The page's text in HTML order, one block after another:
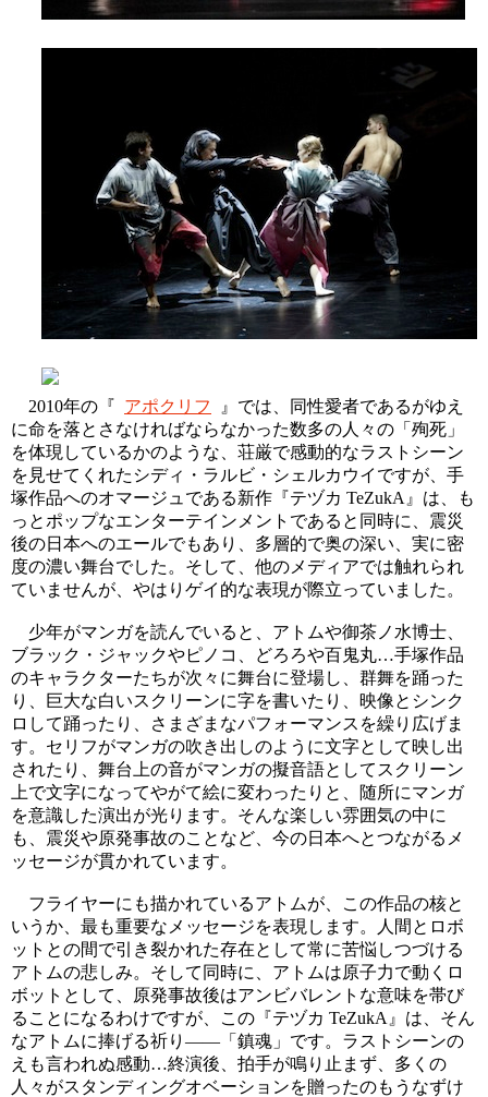
2010年の『 アポクリフ
』では、同性愛者であるがゆえ
に命を落とさなければならなかった数多の人々の「殉死」
を体現しているかのような、荘厳で感動的なラストシーン
を見せてくれたシディ・ラルビ・シェルカウイですが、手
塚作品へのオマージュである新作『テヅカ TeZukA』は、も
っとポップなエンターテインメントであると同時に、震災
後の日本へのエールでもあり、多層的で奥の深い、実に密
度の濃い舞台でした。そして、他のメディアでは触れられ
ていませんが、やはりゲイ的な表現が際立っていました。
少年がマンガを読んでいると、アトムや御茶ノ水博士、
ブラック・ジャックやピノコ、どろろや百鬼丸…手塚作品
のキャラクターたちが次々に舞台に登場し、群舞を踊った
り、巨大な白いスクリーンに字を書いたり、映像とシンク
ロして踊ったり、さまざまなパフォーマンスを繰り広げま
す。セリフがマンガの吹き出しのように文字として映し出
されたり、舞台上の音がマンガの擬音語としてスクリーン
上で文字になってやがて絵に変わったりと、随所にマンガ
を意識した演出が光ります。そんな楽しい雰囲気の中に
も、震災や原発事故のことなど、今の日本へとつながるメ
ッセージが貫かれています。
フライヤーにも描かれているアトムが、この作品の核と
いうか、最も重要なメッセージを表現します。人間とロボ
ットとの間で引き裂かれた存在として常に苦悩しつづける
アトムの悲しみ。そして同時に、アトムは原子力で動くロ
ボットとして、原発事故後はアンビバレントな意味を帯び
ることになるわけですが、この『テヅカ TeZukA』は、そん
なアトムに捧げる祈り——「鎮魂」です。ラストシーンの
えも言われぬ感動…終演後、拍手が鳴り止まず、多くの
人々がスタンディングオベーションを贈ったのもうなずけ